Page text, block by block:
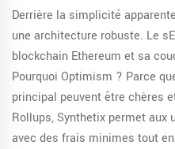
Derrière la simplicité
une architecture robuste. Le
blockchain Ethereum et sa
Pourquoi Optimism ? Parce
principal peuvent être chères
Rollups, Synthetix permet aux
avec des frais minimes tout